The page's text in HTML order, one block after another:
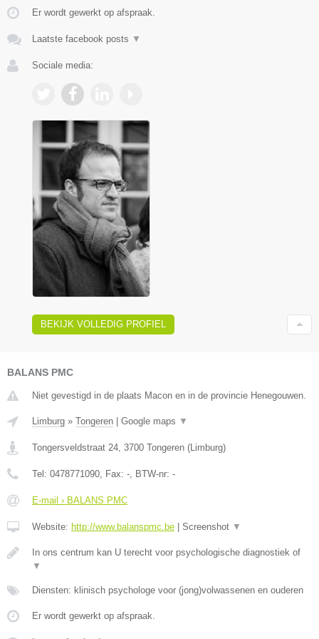
Er wordt gewerkt op afspraak.
Laatste facebook posts ▼
Sociale media:
BEKIJK VOLLEDIG PROFIEL
BALANS PMC
Niet gevestigd in de plaats Macon en in de provincie Henegouwen.
Limburg » Tongeren | Google maps ▼
Tongersveldstraat 24 3700 Tongeren (Limburg)
Tel: 0478771090 , Fax: - , BTW-nr: -
E-mail › BALANS PMC
Website: http://www.balanspmc.be | Screenshot ▼
In ons centrum kan U terecht voor psychologische diagnostiek of
▼
Diensten: klinisch psychologe voor (jong)volwassenen en ouderen
Er wordt gewerkt op afspraak.